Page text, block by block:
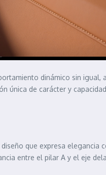
dinámico sin
única de carácter y
que expresa
entre el pilar A y el eje